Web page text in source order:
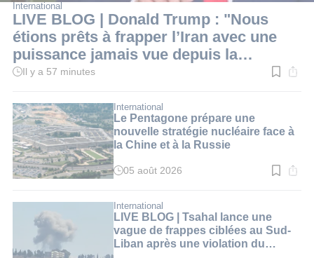
International
LIVE BLOG | Donald Trump : "Nous
étions prêts à frapper l’Iran avec une
puissance jamais vue depuis la
Seconde Guerre mondiale"
Temps
:
1
min.
Il y a 57 minutes
International
Le Pentagone prépare une
nouvelle stratégie nucléaire face à
la Chine et à la Russie
Temps
:
2
min.
05 août 2026
International
LIVE BLOG | Tsahal lance une
vague de frappes ciblées au Sud-
Liban après une violation du